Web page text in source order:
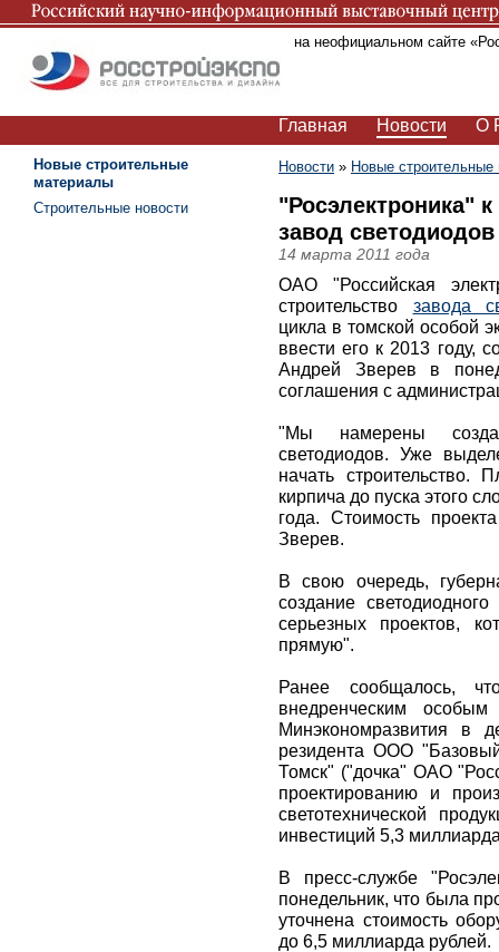
Вы находитесь на неофициальном сайте
Главная Новости О
Новости » Новые
"Росэлектроника"
завод
14 марта 2011 года
ОАО "Российская
строительство завода
цикла в томской особой
ввести его к 2013 году,
Андрей Зверев в
соглашения с
"Мы намерены
светодиодов. Уже
начать строительство.
кирпича до пуска этого
года. Стоимость
Зверев.
В свою очередь,
создание
серьезных проектов,
прямую".
Ранее сообщалось,
внедренческим
Минэкономразвития в
резидента ООО
Томск" ("дочка" ОАО
проектированию и
светотехнической
инвестиций 5,3
В пресс-службе
понедельник, что была
уточнена стоимость
до 6,5 миллиарда рублей.
Новые строительные
материалы
Строительные новости